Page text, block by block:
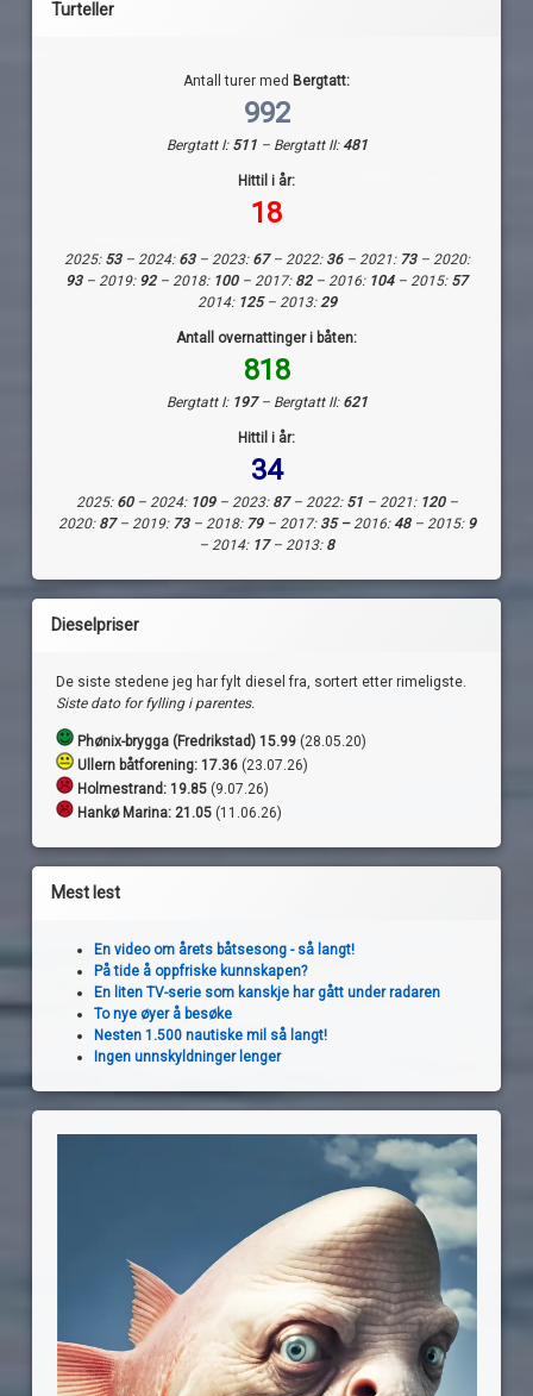
Turteller
Antall turer med Bergtatt:
992
Bergtatt I: 511 – Bergtatt II:481
Hittil i år:
18
2025: 53– 2024:63– 2023: 67– 2022: 36– 2021: 73– 2020:
93– 2019: 92– 2018: 100 – 2017: 82– 2016: 104– 2015: 57
2014: 125– 2013:29
Antall overnattinger i båten:
818
Bergtatt I: 197– Bergtatt II: 621
Hittil i år:
34
2025: 60– 2024: 109– 2023: 87– 2022: 51– 2021: 120–
2020: 87– 2019: 73– 2018: 79– 2017: 35 –2016:48– 2015: 9
– 2014: 17– 2013: 8
Dieselpriser
De siste stedene jeg har fylt diesel fra, sortert etter rimeligste.
Siste dato for fylling i parentes.
Phønix-brygga (Fredrikstad) 15.99 (28.05.20)
Ullern båtforening: 17.36 (23.07.26)
Holmestrand: 19.85 (9.07.26)
Hankø Marina: 21.05 (11.06.26)
Mest lest
En video om årets båtsesong - så langt!
På tide å oppfriske kunnskapen?
En liten TV-serie som kanskje har gått under radaren
To nye øyer å besøke
Nesten 1.500 nautiske mil så langt!
Ingen unnskyldninger lenger